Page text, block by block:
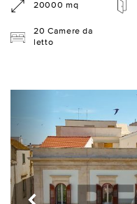
20000 mq
20 Camere da
letto